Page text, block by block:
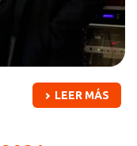
LEER MÁS